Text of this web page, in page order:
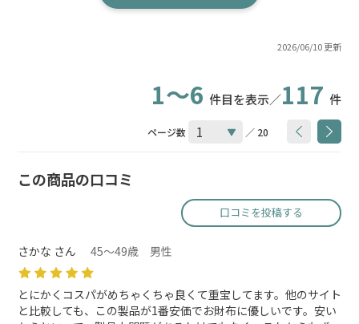
2026/06/10 更新
1～6 件目を表示／117 件
ページ数 ／ 20
この商品の口コミ
口コミを投稿する
さかな さん 45～49歳 男性
とにかくコスパがめちゃくちゃ良くて重宝してます。他のサイト
と比較しても、この製品が1番安価でお財布に優しいです。安い